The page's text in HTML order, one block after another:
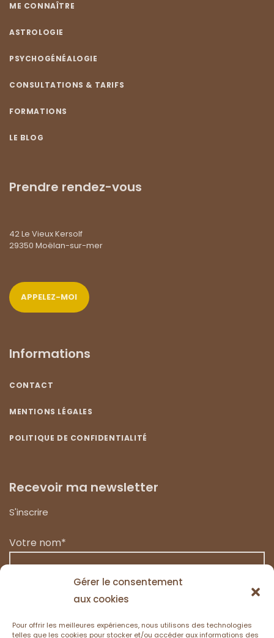
Gérer le consentement
aux cookies
Pour offrir les meilleures expériences, nous utilisons des technologies
telles que les cookies pour stocker et/ou accéder aux informations des
ME CONNAÎTRE
ASTROLOGIE
PSYCHOGÉNÉALOGIE
CONSULTATIONS & TARIFS
FORMATIONS
LE BLOG
Prendre rendez-vous
42 Le Vieux Kersolf
29350 Moëlan-sur-mer
APPELEZ-MOI
Informations
CONTACT
MENTIONS LÉGALES
POLITIQUE DE CONFIDENTIALITÉ
Recevoir ma newsletter
S'inscrire
Votre nom*